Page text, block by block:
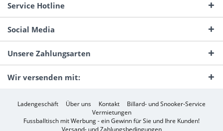
Service Hotline
Social Media
Unsere Zahlungsarten
Wir versenden mit:
Ladengeschäft Über uns Kontakt
Billard- und Snooker-Service
Vermietungen
Fussballtisch mit Werbung - ein Gewinn für Sie und Ihre Kunden!